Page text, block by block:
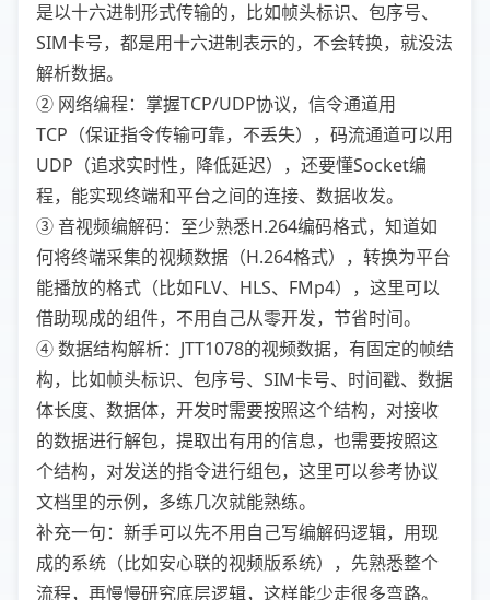
是以十六进制形式传输的，比如帧头标识、包序号、
SIM卡号，都是用十六进制表示的，不会转换，就没法
解析数据。
② 网络编程：掌握TCP/UDP协议，信令通道用
TCP（保证指令传输可靠，不丢失），码流通道可以用
UDP（追求实时性，降低延迟），还要懂Socket编
程，能实现终端和平台之间的连接、数据收发。
③ 音视频编解码：至少熟悉H.264编码格式，知道如
何将终端采集的视频数据（H.264格式），转换为平台
能播放的格式（比如FLV、HLS、FMp4），这里可以
借助现成的组件，不用自己从零开发，节省时间。
④ 数据结构解析：JTT1078的视频数据，有固定的帧结
构，比如帧头标识、包序号、SIM卡号、时间戳、数据
体长度、数据体，开发时需要按照这个结构，对接收
的数据进行解包，提取出有用的信息，也需要按照这
个结构，对发送的指令进行组包，这里可以参考协议
文档里的示例，多练几次就能熟练。
补充一句：新手可以先不用自己写编解码逻辑，用现
成的系统（比如安心联的视频版系统），先熟悉整个
流程，再慢慢研究底层逻辑，这样能少走很多弯路。